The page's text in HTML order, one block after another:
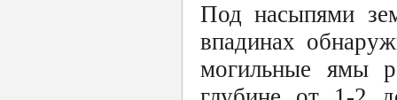
Под насыпями
впадинах
могильные ямы